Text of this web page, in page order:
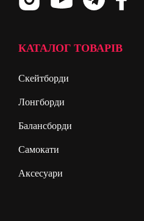
КАТАЛОГ ТОВАРІВ
Скейтборди
Лонгборди
Балансборди
Самокати
Аксесуари